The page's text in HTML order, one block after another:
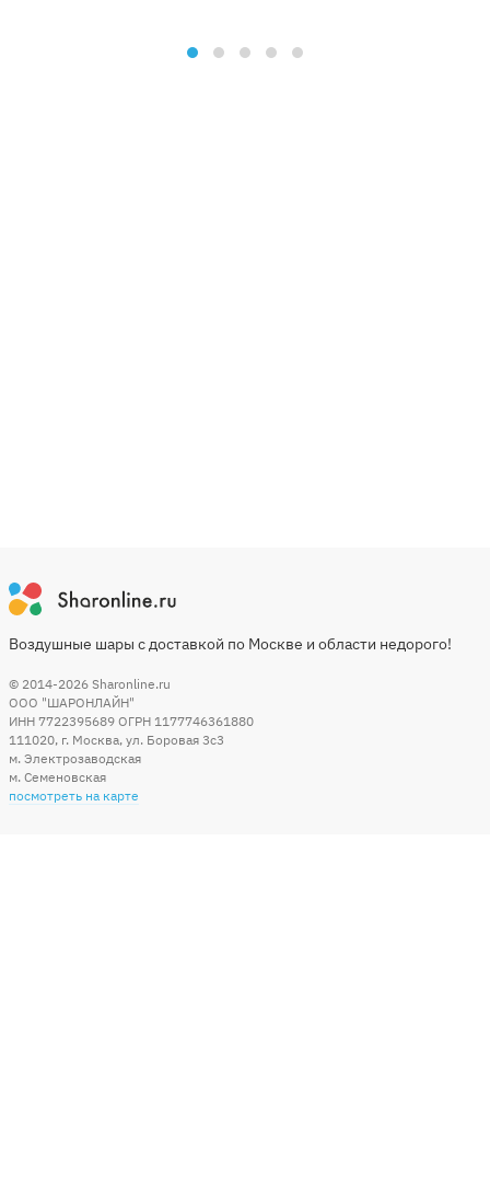
Воздушные шары с доставкой по Москве и области недорого!
© 2014-2026 Sharonline.ru
ООО "ШАРОНЛАЙН"
ИНН 7722395689 ОГРН 1177746361880
111020, г. Москва, ул. Боровая 3c3
м. Электрозаводская
м. Семеновская
посмотреть на карте